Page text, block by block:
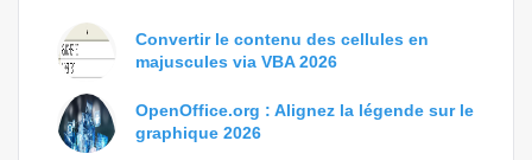
Convertir le contenu des cellules en
majuscules via VBA 2026
OpenOffice.org : Alignez la légende sur le
graphique 2026